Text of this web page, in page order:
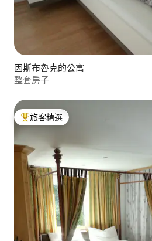
因斯布魯克的公寓
整套房子
旅客精選榜首
旅客精選